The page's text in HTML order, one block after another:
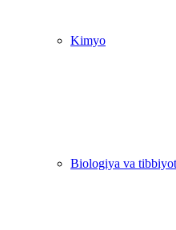
Kimyo
Biologiya va tibbiyot